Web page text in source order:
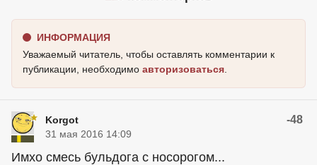
ИНФОРМАЦИЯ
Уважаемый читатель, чтобы оставлять комментарии к
публикации, необходимо авторизоваться
Korgot -48
31 мая 2016 14:09
Имхо смесь бульдога с носорогом...